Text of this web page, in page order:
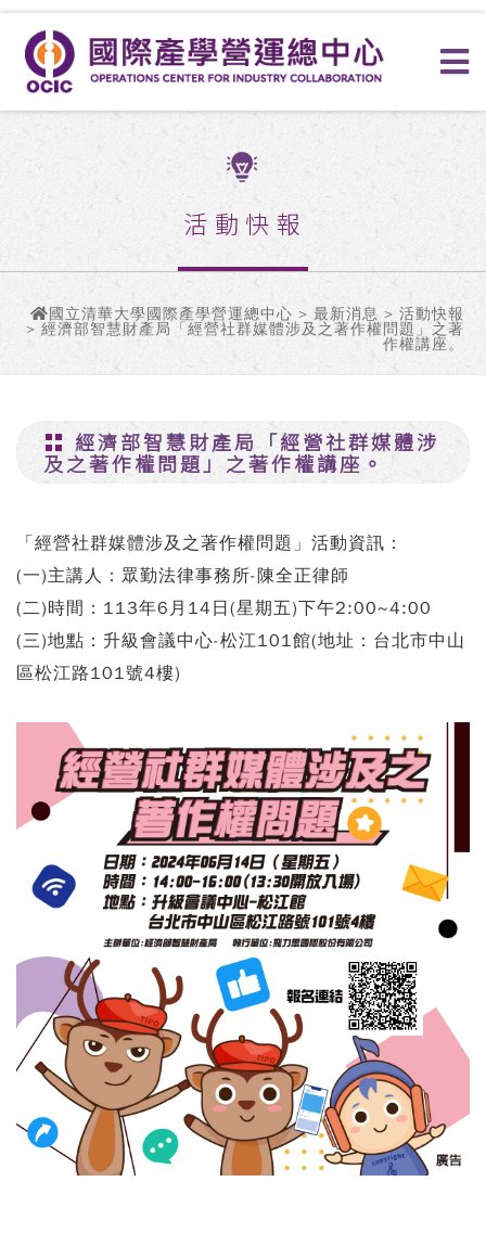
活動快報
國立清華大學國際產學營運總中心 > 最新消息 > 活動快報
> 經濟部智慧財產局「經營社群媒體涉及之著作權問題」之著
作權講座。
經濟部智慧財產局「經營社群媒體涉
及之著作權問題」之著作權講座。
「經營社群媒體涉及之著作權問題」活動資訊：
(一)主講人：眾勤法律事務所-陳全正律師
(二)時間：113年6月14日(星期五)下午2:00~4:00
(三)地點：升級會議中心-松江101館(地址：台北市中山
區松江路101號4樓)